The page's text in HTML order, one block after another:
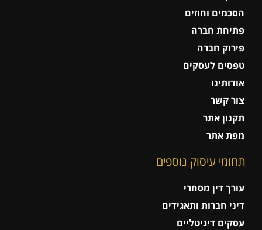
הסכמים וחוזים
פתיחת חברה
פירוק חברה
טפסים לעסקים
אודותינו
צור קשר
תקנון אתר
מפת אתר
תחומי עיסוק נוספים
עורך דין מסחרי
דיני חברות ותאגידים
עסקים דיגיטליים